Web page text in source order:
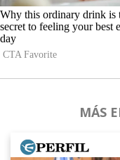
MÁS